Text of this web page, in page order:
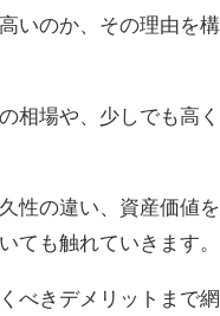
いのか、その理由を
相場や、少しでも高
性の違い、資産価値
ても触れていきます。
べきデメリットまで